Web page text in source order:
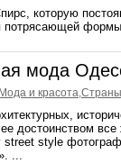
которую
потрясающей
мода
Мода и красота,
достоинством
street style
...